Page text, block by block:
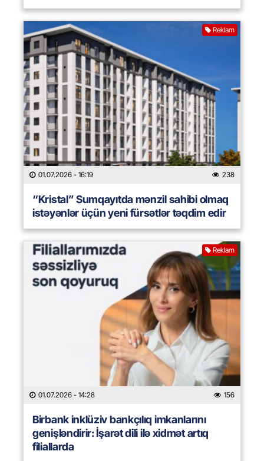
Reklam
01.07.2026 - 16:19 238
“Kristal” Sumqayıtda mənzil sahibi olmaq
istəyənlər üçün yeni fürsətlər təqdim edir
Reklam
01.07.2026 - 14:28 156
Birbank inklüziv bankçılıq imkanlarını
genişləndirir: İşarət dili ilə xidmət artıq
filiallarda